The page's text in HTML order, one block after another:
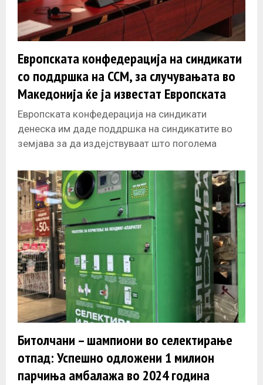
Европската конфедерација на синдикати
со поддршка на ССМ, за случувањата во
Македонија ќе ја известат Европската
Комисија
Европската конфедерација на синдикати
денеска им даде поддршка на синдикатите во
земјава за да издејствуваат што поголема
достоинствено
Битолчани – шампиони во селектирање
отпад: Успешно одложени 1 милион
парчиња амбалажа во 2024 година